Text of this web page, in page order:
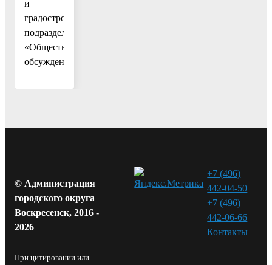
и
градостроительство»,
подраздел
«Общественные
обсуждения».
© Администрация
городского округа
Воскресенск, 2016 -
2026
При цитировании или
+7 (496)
442-04-50
+7 (496)
442-06-66
Контакты⁠